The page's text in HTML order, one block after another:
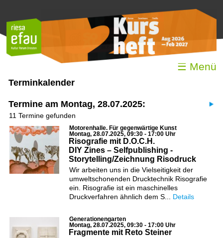
☰ Menü
Terminkalender
Termine am Montag, 28.07.2025:
11 Termine gefunden
Motorenhalle. Für gegenwärtige Kunst
Montag, 28.07.2025, 09:30 - 17:00 Uhr
Risografie mit D.O.C.H.
DIY Zines – Selfpublishing -
Storytelling/Zeichnung Risodruck
Wir arbeiten uns in die Vielseitigkeit der
umweltschonenden Drucktechnik Risografie
ein. Risografie ist ein maschinelles
Druckverfahren ähnlich dem S... Details
Generationengarten
Montag, 28.07.2025, 09:30 - 17:00 Uhr
Fragmente mit Reto Steiner